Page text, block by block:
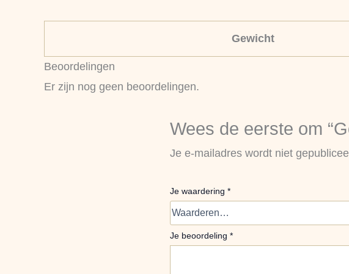
Gewicht
Beoordelingen
Er zijn nog geen beoordelingen.
Wees de eerste om
Je e-mailadres wordt niet
Je waardering *
Je beoordeling *